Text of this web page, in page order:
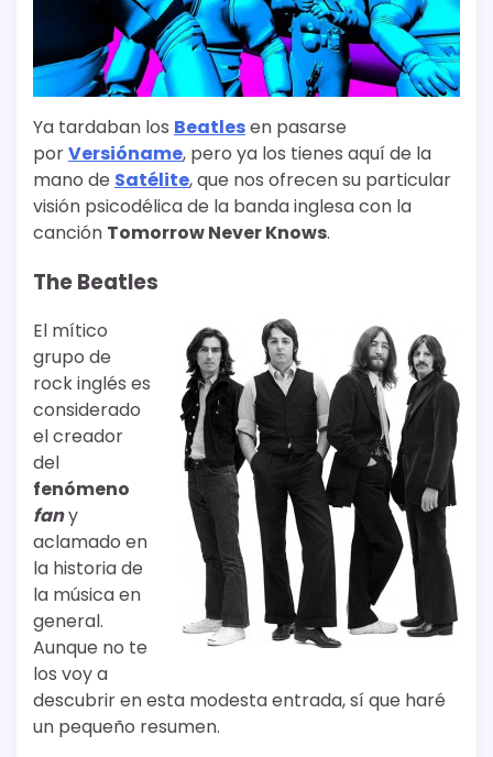
Ya tardaban los Beatlesen pasarse
porVersióname, pero ya los tienes aquí de la
mano de Satélite, que nos ofrecen su particular
visión psicodélica de la banda inglesa con la
canción Tomorrow Never Knows.
The Beatles
El mítico
grupo de
rock inglés es
considerado
el creador
del
fenómeno
fany
aclamado en
la historia de
la música en
general.
Aunque no te
los voy a
descubrir en esta modesta entrada, sí que haré
un pequeño resumen.